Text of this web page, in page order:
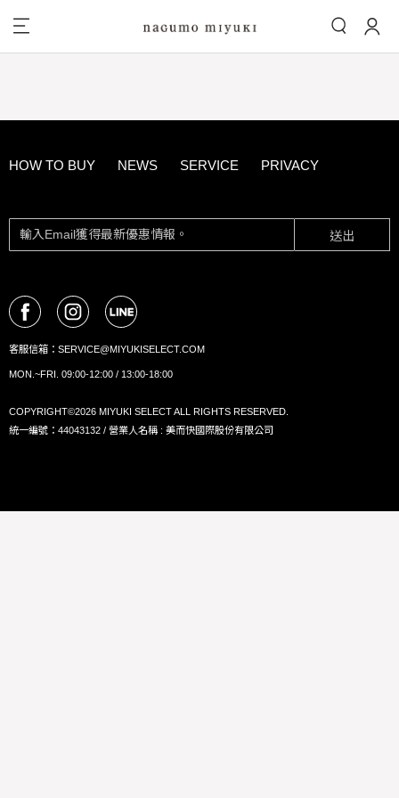
HOW TO BUY NEWS SERVICE PRIVACY
送出
客服信箱： SERVICE@MIYUKISELECT.COM
MON.~FRI. 09:00-12:00 / 13:00-18:00
COPYRIGHT©2026 MIYUKI SELECT ALL RIGHTS RESERVED.
統一編號：44043132 / 營業人名稱 : 美而快國際股份有限公司